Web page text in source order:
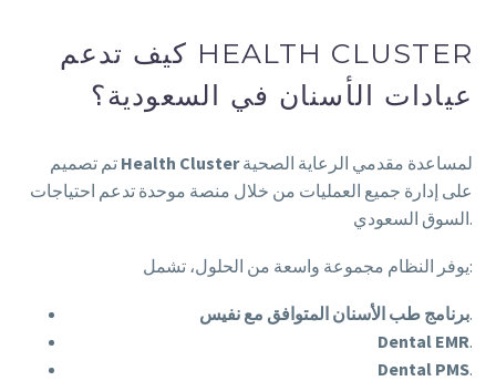
كيف تدعم HEALTH CLUSTER
عيادات الأسنان في السعودية؟
Health Clusterلمساعدة مقدمي الرعاية الصحية
على إدارة جميع العمليات من خلال منصة موحدة تدعم احتياجات
السوق السعودي.
يوفر النظام مجموعة واسعة من الحلول، تشمل:
برنامج طب الأسنان المتوافق مع نفيس.
Dental EMR.
Dental PMS.